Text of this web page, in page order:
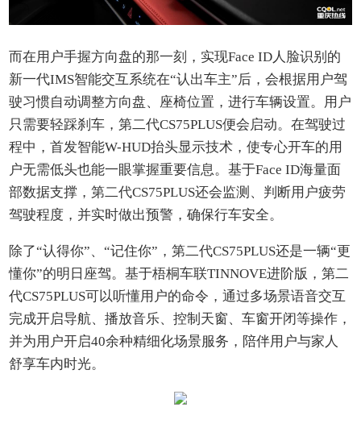
而在用户手握方向盘的那一刻，实现Face ID人脸识别的
新一代IMS智能交互系统在“认出车主”后，会根据用户驾
驶习惯自动调整方向盘、座椅位置，进行车辆设置。用户
只需要轻踩刹车，第二代CS75PLUS便会启动。在驾驶过
程中，首发智能W-HUD抬头显示技术，使专心开车的用
户无需低头也能一眼掌握重要信息。基于Face ID海量面
部数据支撑，第二代CS75PLUS还会监测、判断用户疲劳
驾驶程度，并实时做出预警，确保行车安全。
除了“认得你”、“记住你”，第二代CS75PLUS还是一辆“更
懂你”的明日座驾。基于梧桐车联TINNOVE进阶版，第二
代CS75PLUS可以听懂用户的命令，通过多场景语音交互
完成开启导航、播放音乐、控制天窗、车窗开闭等操作，
并为用户开启40余种精细化场景服务，陪伴用户与家人
舒享车内时光。